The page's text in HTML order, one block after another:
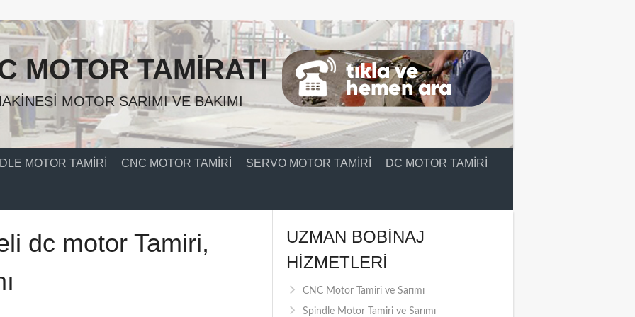
MOTOR TAMIRATI
MOTOR SARIMI VE BAKIMI
MOTOR TAMIRI CNC MOTOR TAMIRI SERVO MOTOR TAMIRI DC MOTOR TAMIRI
dc motor Tamiri,
UZMAN BOBINAJ
HIZMETLERI
CNC Motor Tamiri ve Sarımı
Spindle Motor Tamiri ve Sarımı